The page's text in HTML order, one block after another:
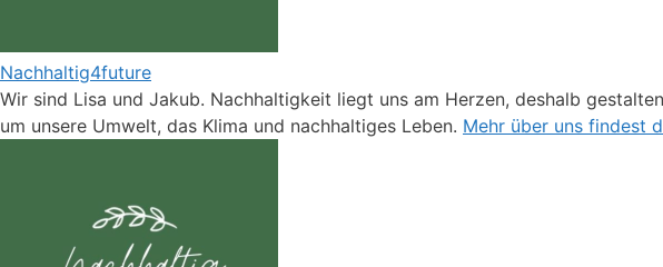
Nachhaltig4future
Wir sind Lisa und Jakub. Nachhaltigkeit liegt uns am Herzen, deshalb
um unsere Umwelt, das Klima und nachhaltiges Leben. Mehr über uns findest